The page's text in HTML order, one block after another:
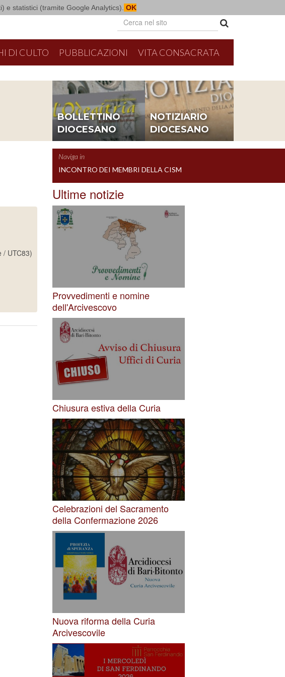
e statistici (tramite Google Analytics). OK
DI CULTO PUBBLICAZIONI VITA CONSACRATA
BOLLETTINO
DIOCESANO
NOTIZIARIO
DIOCESANO
/ UTC83)
Naviga in
INCONTRO DEI MEMBRI DELLA CISM
Ultime notizie
Provvedimenti e nomine
dell'Arcivescovo
Chiusura estiva della Curia
Celebrazioni del Sacramento
della Confermazione 2026
Nuova riforma della Curia
Arcivescovile